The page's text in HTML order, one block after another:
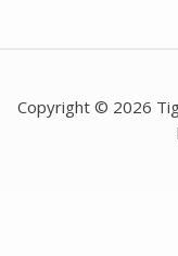
Copyright © 2026